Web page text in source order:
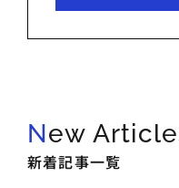
New
新着記事一覧